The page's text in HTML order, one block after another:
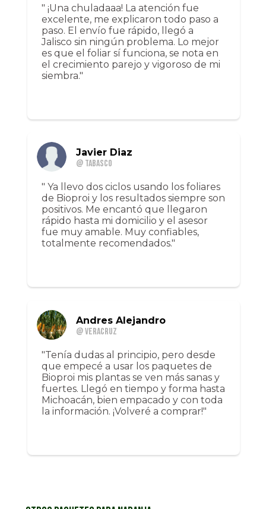
" ¡Una chuladaaa! La atención fue
excelente, me explicaron todo paso a
paso. El envío fue rápido, llegó a
Jalisco sin ningún problema. Lo mejor
es que el foliar sí funciona, se nota en
el crecimiento parejo y vigoroso de mi
siembra."
Javier Diaz
@ Tabasco
" Ya llevo dos ciclos usando los foliares
de Bioproi y los resultados siempre son
positivos. Me encantó que llegaron
rápido hasta mi domicilio y el asesor
fue muy amable. Muy confiables,
totalmente recomendados."
Andres Alejandro
@ Veracruz
"Tenía dudas al principio, pero desde
que empecé a usar los paquetes de
Bioproi mis plantas se ven más sanas y
fuertes. Llegó en tiempo y forma hasta
Michoacán, bien empacado y con toda
la información. ¡Volveré a comprar!"